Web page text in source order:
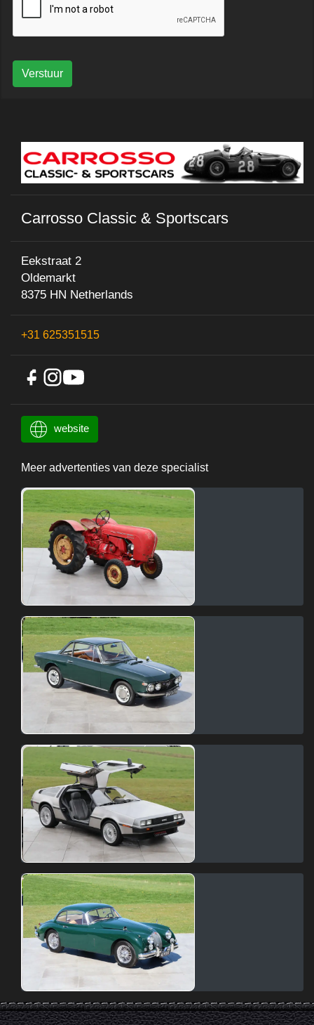
Verstuur
Carrosso Classic & Sportscars
Eekstraat 2
Oldemarkt
8375 HN Netherlands
+31 625351515
website
Meer advertenties van deze specialist